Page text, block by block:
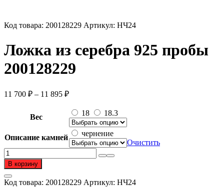
Код товара: 200128229 Артикул: НЧ24
Ложка из серебра 925 пробы
200128229
11 700 ₽ – 11 895 ₽Диапазон
11
700 ₽
–
11
895 ₽
Вес 18 18.3
Описание камней
чернение
Очистить
Количество
товара
Ложка
из
серебра
В корзину
Код товара: 200128229 Артикул: НЧ24